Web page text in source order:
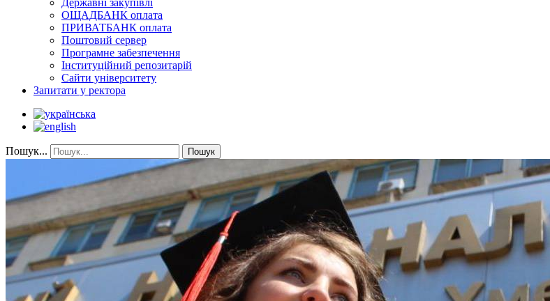
Державні закупівлі
ОЩАДБАНК оплата
ПРИВАТБАНК оплата
Поштовий сервер
Програмне забезпечення
Інституційний репозитарій
Сайти університету
Запитати у ректора
Пошук... Пошук